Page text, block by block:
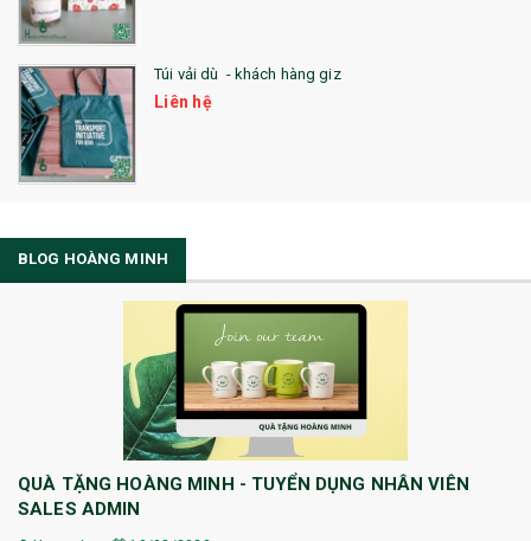
Túi vải dù - khách hàng giz
Liên hệ
BLOG HOÀNG MINH
QUÀ TẶNG HOÀNG MINH - TUYỂN DỤNG NHÂN VIÊN
SALES ADMIN